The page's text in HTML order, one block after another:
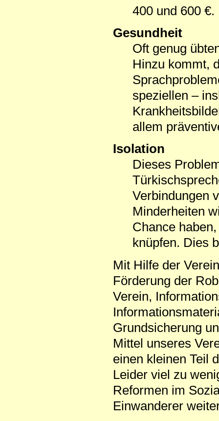
400 und 600
Gesundheit
Oft genug
Hinzu kommt,
speziellen –
allem
Isolation
Dieses
Verbindungen
Minderheiten
Chance
knüpfen. Dies
Mit Hilfe der
Förderung der
Verein,
Grundsicherung
Mittel unseres
einen kleinen Teil
Leider viel zu
Reformen im
Einwanderer